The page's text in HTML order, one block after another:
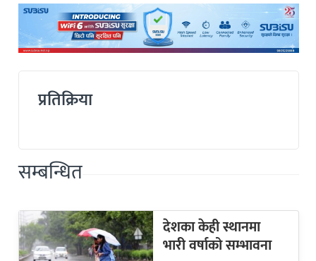
प्रतिक्रिया
सम्बन्धित
देशका केही स्थानमा
भारी वर्षाको सम्भावना